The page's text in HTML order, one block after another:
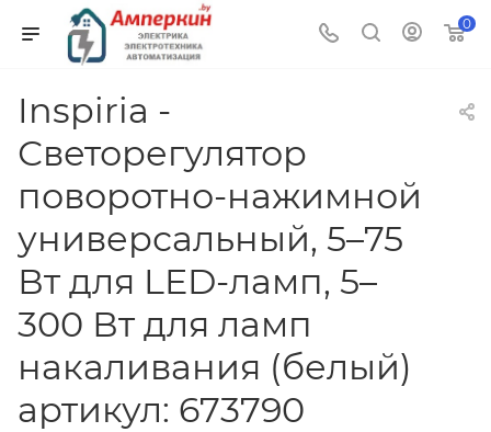
0
Inspiria -
Светорегулятор
поворотно-нажимной
универсальный, 5–75
Вт для LED-ламп, 5–
300 Вт для ламп
накаливания (белый)
артикул: 673790